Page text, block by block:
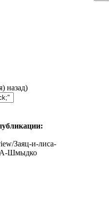
назад)
Заяц-и-лиса-
А-Шмыдко